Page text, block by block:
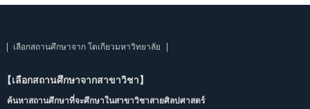
เลือกสถานศึกษาจาก โตเกียวมหาวิทยาลัย
【เลือกสถานศึกษาจากสาขาวิชา】
ค้นหาสถานศึกษาที่จะศึกษาในสาขาวิชาสายศิลปศาสตร์